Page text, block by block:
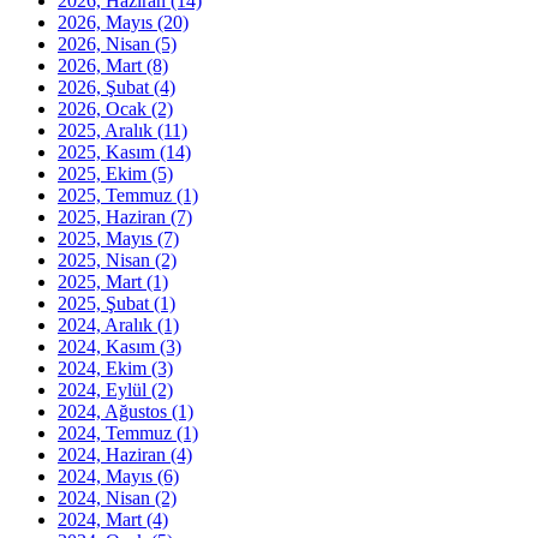
2026, Mayıs (20)
2026, Nisan (5)
2026, Mart (8)
2026, Şubat (4)
2026, Ocak (2)
2025, Aralık (11)
2025, Kasım (14)
2025, Ekim (5)
2025, Temmuz (1)
2025, Haziran (7)
2025, Mayıs (7)
2025, Nisan (2)
2025, Mart (1)
2025, Şubat (1)
2024, Aralık (1)
2024, Kasım (3)
2024, Ekim (3)
2024, Eylül (2)
2024, Ağustos (1)
2024, Temmuz (1)
2024, Haziran (4)
2024, Mayıs (6)
2024, Nisan (2)
2024, Mart (4)